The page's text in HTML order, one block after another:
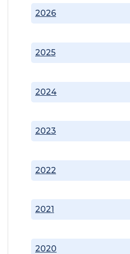
2020
2021
2022
2023
2024
2025
2026